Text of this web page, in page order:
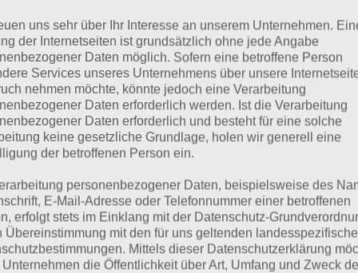
Lösungen für 94%
findest du bereits die Lösung zum Bild: Sprung vom
bei jedem Spieler anders ist, können wir dir
weshalb du über unsere Komplettlösung jedoch
uns sehr über Ihr Interesse an unserem Unternehmen.
der Internetseiten ist grundsätzlich ohne jede Angabe
Daten möglich. Sofern eine betroffene Person
Services unseres Unternehmens über unsere
nehmen möchte, könnte jedoch eine Verarbeitung
Daten erforderlich werden. Ist die Verarbeitung
Daten erforderlich und besteht für eine solche
keine gesetzliche Grundlage, holen wir generell eine
der betroffenen Person ein.
personenbezogener Daten, beispielsweise des
E-Mail-Adresse oder Telefonnummer einer betroffenen
erfolgt stets im Einklang mit der Datenschutz-
Übereinstimmung mit den für uns geltenden
Mittels dieser Datenschutzerklärung
Unternehmen die Öffentlichkeit über Art, Umfang und Zweck